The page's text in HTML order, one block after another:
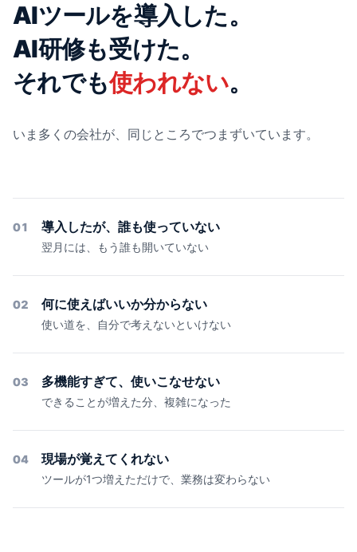
AIツールを導入した。
AI研修も受けた。
それでも使われない。
いま多くの会社が、同じところでつまずいています。
01 導入したが、誰も使っていない
翌月には、もう誰も開いていない
02 何に使えばいいか分からない
使い道を、自分で考えないといけない
03 多機能すぎて、使いこなせない
できることが増えた分、複雑になった
04 現場が覚えてくれない
ツールが1つ増えただけで、業務は変わらない